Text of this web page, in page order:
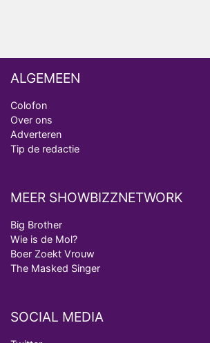
ALGEMEEN
Colofon
Over ons
Adverteren
Tip de redactie
MEER SHOWBIZZNETWORK
Big Brother
Wie is de Mol?
Boer Zoekt Vrouw
The Masked Singer
SOCIAL MEDIA